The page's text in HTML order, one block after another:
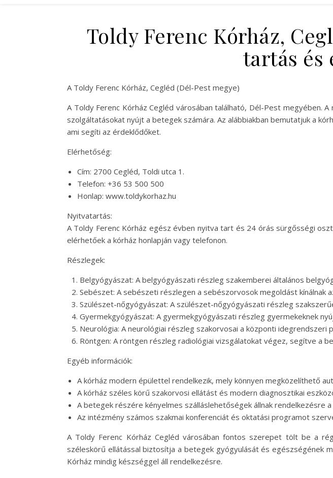
Toldy Ferenc Kórház,
tartás és
A Toldy Ferenc Kórház, Cegléd (Dél-Pest megye)
A Toldy Ferenc Kórház Cegléd városában található, Dél-Pest megyében.
szolgáltatásokat nyújt a betegek számára. Az alábbiakban bemutatjuk a
ami segíti az érdeklődőket.
Elérhetőség:
Cím: 2700 Cegléd, Toldi utca 1.
Telefon: +36 53 500 500
Honlap: www.toldykorhaz.hu
Nyitvatartás:
A Toldy Ferenc Kórház egész évben nyitva tart és 24 órás sürgősségi
elérhetőek a kórház honlapján vagy telefonon.
Részlegek:
Belgyógyászat: A belgyógyászati részleg szakemberei általános
Sebészet: A sebészeti részlegen a sebészorvosok megoldást kínálnak
Szülészet-nőgyógyászat: A szülészet-nőgyógyászati részleg
Gyermekgyógyászat: A gyermekgyógyászati részleg gyermekeknek
Neurológia: A neurológiai részleg szakorvosai a központi idegrendszeri
Röntgen: A röntgen részleg radiológiai vizsgálatokat végez, segítve a
Egyéb információk:
A kórház modern épülettel rendelkezik, mely könnyen megközelíthető
A kórház széles körű szakorvosi ellátást és modern diagnosztikai
A betegek részére kényelmes szálláslehetőségek állnak rendelkezésre
Az intézmény számos szakmai konferenciát és oktatási programot
A Toldy Ferenc Kórház Cegléd városában fontos szerepet tölt be a
széleskörű ellátással biztosítja a betegek gyógyulását és egészségének
Kórház mindig készséggel áll rendelkezésre.